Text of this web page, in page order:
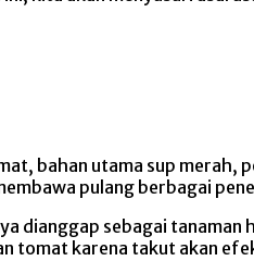
bahan utama sup merah,
pulang berbagai
dianggap sebagai tanaman
tomat karena takut akan